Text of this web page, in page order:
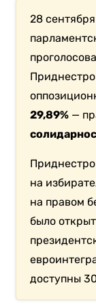
28
29,89% —
на
на правом
было
доступны